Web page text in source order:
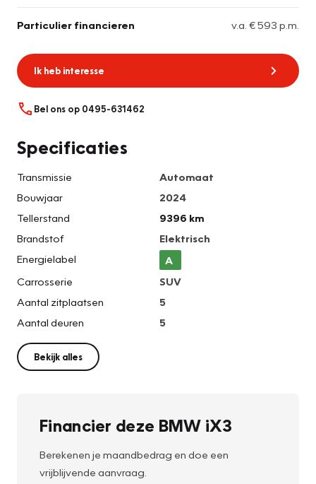
Particulier financieren v.a. € 593 p.m.
Ik heb interesse
Bel ons op 0495-631462
Specificaties
Transmissie
Automaat
Bouwjaar
2024
Tellerstand
9396 km
Brandstof
Elektrisch
Energielabel
A
Carrosserie
SUV
Aantal zitplaatsen
5
Aantal deuren
5
Bekijk alles
Financier deze BMW iX3
Berekenen je maandbedrag en doe een
vrijblijvende aanvraag.